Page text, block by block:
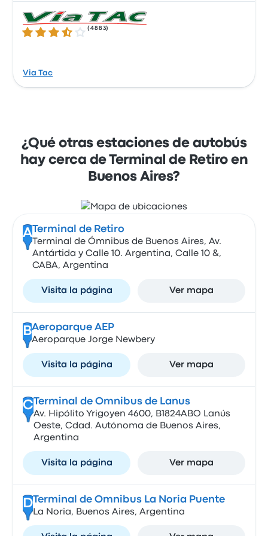
3.7 sobre 5 estrellas
(4883)
Via Tac
¿Qué otras estaciones de autobús
hay cerca de Terminal de Retiro en
Buenos Aires?
A Terminal de Retiro
Terminal de Ómnibus de Buenos Aires, Av.
Antártida y Calle 10. Argentina, Calle 10 &,
CABA, Argentina
Visita la página Ver mapa
BAeroparque AEP
Aeroparque Jorge Newbery
Visita la página Ver mapa
CTerminal de Omnibus de Lanus
Av. Hipólito Yrigoyen 4600, B1824ABO Lanús
Oeste, Cdad. Autónoma de Buenos Aires,
Argentina
Visita la página Ver mapa
DTerminal de Omnibus La Noria Puente
La Noria, Buenos Aires, Argentina